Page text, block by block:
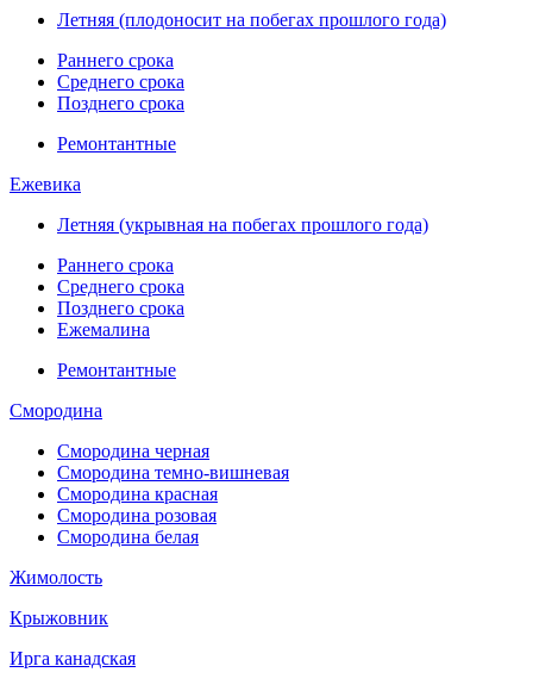
Летняя (плодоносит на побегах прошлого года)
Раннего срока
Среднего срока
Позднего срока
Ремонтантные
Ежевика
Летняя (укрывная на побегах прошлого года)
Раннего срока
Среднего срока
Позднего срока
Ежемалина
Ремонтантные
Смородина
Смородина черная
Смородина темно-вишневая
Смородина красная
Смородина розовая
Смородина белая
Жимолость
Крыжовник
Ирга канадская